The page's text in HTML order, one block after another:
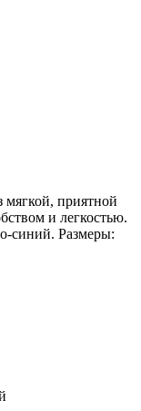
приятной
и легкостью.
синий. Размеры: